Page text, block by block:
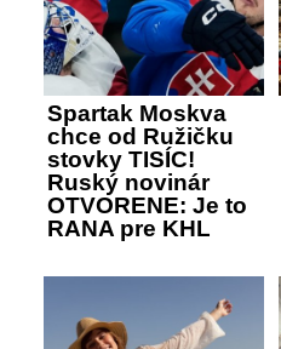
Spartak Moskva
chce od Ružičku
stovky TISÍC!
Ruský novinár
OTVORENE: Je to
RANA pre KHL